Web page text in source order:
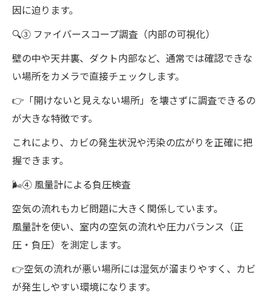
因に迫ります。
🔍③ ファイバースコープ調査（内部の可視化）
壁の中や天井裏、ダクト内部など、通常では確認できな
い場所をカメラで直接チェックします。
👉「開けないと見えない場所」を壊さずに調査できるの
が大きな特徴です。
これにより、カビの発生状況や汚染の広がりを正確に把
握できます。
🌬④ 風量計による負圧検査
空気の流れもカビ問題に大きく関係しています。
風量計を使い、室内の空気の流れや圧力バランス（正
圧・負圧）を測定します。
👉空気の流れが悪い場所には湿気が溜まりやすく、カビ
が発生しやすい環境になります。